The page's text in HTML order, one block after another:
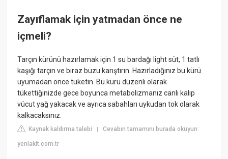
Zayıflamak için yatmadan önce ne
içmeli?
Tarçın kürünü hazırlamak için 1 su bardağı light süt, 1 tatlı
kaşığı tarçın ve biraz buzu karıştırın. Hazırladığınız bu kürü
uyumadan önce tüketin. Bu kürü düzenli olarak
tükettiğinizde gece boyunca metabolizmanız canlı kalıp
vücut yağ yakacak ve ayrıca sabahları uykudan tok olarak
kalkacaksınız.
Kaynak kaldırma talebi |Cevabın tamamını burada okuyun:
yeniakit.com.tr